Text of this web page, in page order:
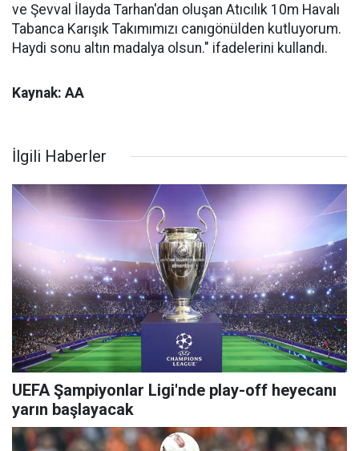
ve Şevval İlayda Tarhan'dan oluşan Atıcılık 10m Havalı
Tabanca Karışık Takımımızı canıgönülden kutluyorum.
Haydi sonu altın madalya olsun." ifadelerini kullandı.
Kaynak: AA
İlgili Haberler
UEFA Şampiyonlar Ligi'nde play-off heyecanı
yarın başlayacak